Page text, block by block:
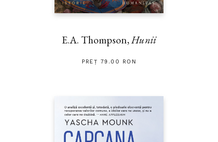
E.A. Thompson,Hunii
PREȚ 79.00 RON